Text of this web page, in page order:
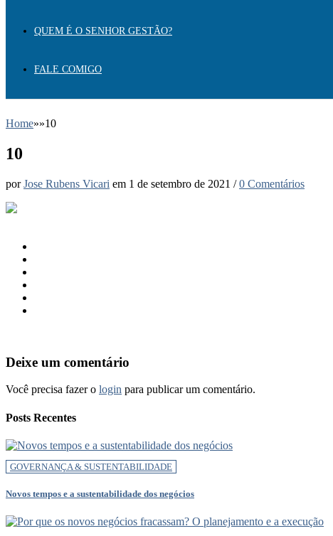
QUEM É O SENHOR GESTÃO?
FALE COMIGO
Home»»10
10
porJose Rubens Vicari em 1 de setembro de 2021 /0 Comentários
Deixe um comentário
Você precisa fazer o login para publicar um comentário.
Posts Recentes
GOVERNANÇA & SUSTENTABILIDADE
Novos tempos e a sustentabilidade dos negócios